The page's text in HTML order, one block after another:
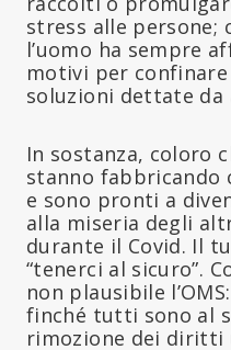
stress alle persone;
l’uomo ha sempre
motivi per
soluzioni dettate da
In sostanza, coloro
stanno fabbricando
e sono pronti a
alla miseria degli
durante il Covid. Il
“tenerci al sicuro”.
non plausibile
finché tutti sono al
rimozione dei diritti